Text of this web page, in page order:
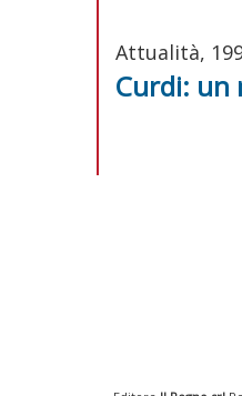
Attualità,
Curdi: un